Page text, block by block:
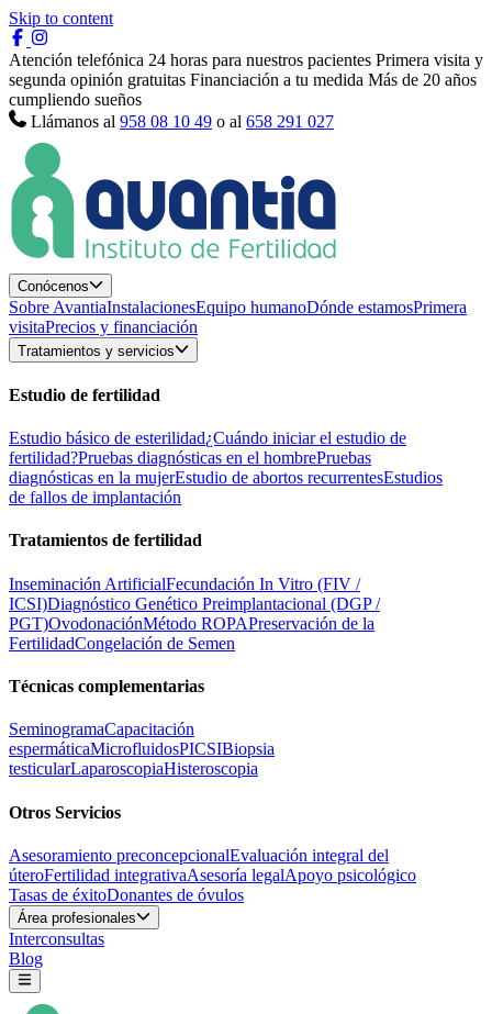
Skip to content
Atención telefónica 24 horas para nuestros pacientes Primera visita y
segunda opinión gratuitas Financiación a tu medida Más de 20 años
cumpliendo sueños
Llámanos al 958 08 10 49 o al 658 291 027
Conócenos
Sobre AvantiaInstalacionesEquipo humanoDónde estamosPrimera
visitaPrecios y financiación
Tratamientos y servicios
Estudio de fertilidad
Estudio básico de esterilidad¿Cuándo iniciar el estudio de
fertilidad?Pruebas diagnósticas en el hombrePruebas
diagnósticas en la mujerEstudio de abortos recurrentesEstudios
de fallos de implantación
Tratamientos de fertilidad
Inseminación ArtificialFecundación In Vitro (FIV /
ICSI)Diagnóstico Genético Preimplantacional (DGP /
PGT)OvodonaciónMétodo ROPAPreservación de la
FertilidadCongelación de Semen
Técnicas complementarias
SeminogramaCapacitación
espermáticaMicrofluidosPICSIBiopsia
testicularLaparoscopiaHisteroscopia
Otros Servicios
Asesoramiento preconcepcionalEvaluación integral del
úteroFertilidad integrativaAsesoría legalApoyo psicológico
Tasas de éxitoDonantes de óvulos
Área profesionales
Interconsultas
Blog